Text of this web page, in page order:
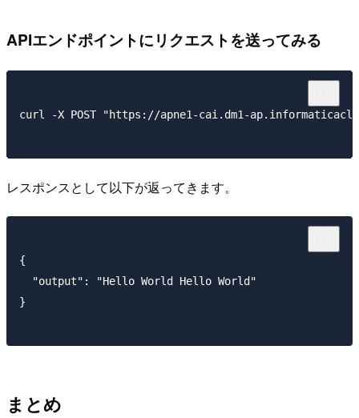
APIエンドポイントにリクエストを送ってみる
curl -X POST "https://apne1-cai.dm1-
レスポンスとして以下が返ってきます。
{
  "output": "Hello World Hello World"
}
まとめ